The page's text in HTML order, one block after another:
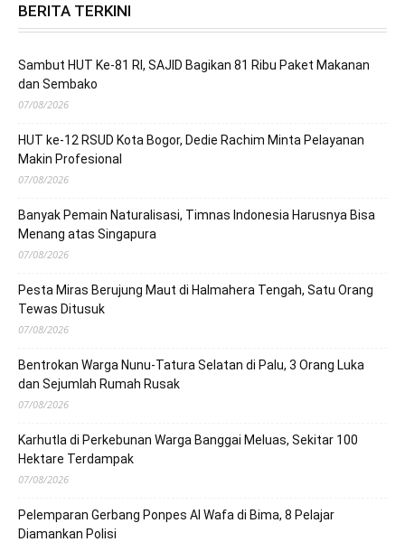
BERITA TERKINI
Sambut HUT Ke-81 RI, SAJID Bagikan 81 Ribu Paket Makanan
dan Sembako
07/08/2026
HUT ke-12 RSUD Kota Bogor, Dedie Rachim Minta Pelayanan
Makin Profesional
07/08/2026
Banyak Pemain Naturalisasi, Timnas Indonesia Harusnya Bisa
Menang atas Singapura
07/08/2026
Pesta Miras Berujung Maut di Halmahera Tengah, Satu Orang
Tewas Ditusuk
07/08/2026
Bentrokan Warga Nunu-Tatura Selatan di Palu, 3 Orang Luka
dan Sejumlah Rumah Rusak
07/08/2026
Karhutla di Perkebunan Warga Banggai Meluas, Sekitar 100
Hektare Terdampak
07/08/2026
Pelemparan Gerbang Ponpes Al Wafa di Bima, 8 Pelajar
Diamankan Polisi